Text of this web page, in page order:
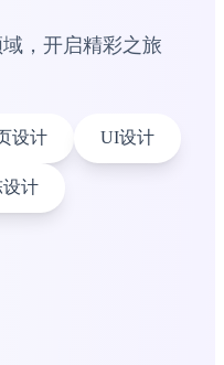
，开启精彩之旅
设计 UI设计
设计